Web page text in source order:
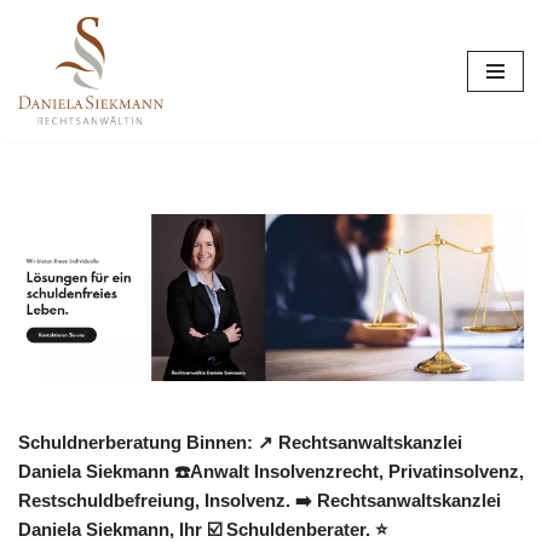
Inhalt
springen
Schuldnerberatung Binnen: ↗️ Rechtsanwaltskanzlei
Daniela Siekmann ☎️Anwalt Insolvenzrecht, Privatinsolvenz,
Restschuldbefreiung, Insolvenz. ➡️ Rechtsanwaltskanzlei
Daniela Siekmann, Ihr ☑️ Schuldenberater. ⭐